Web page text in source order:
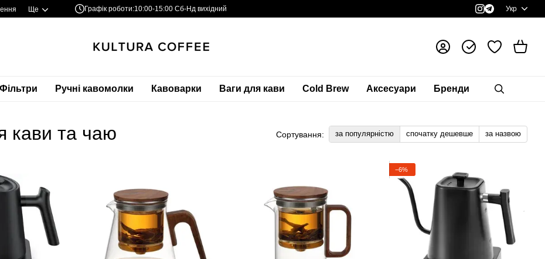
Ще Графік роботи:10:00-15:00 Сб-Нд вихідний Укр
Фільтри Ручні кавомолки Кавоварки Ваги для кави Cold Brew Аксесуари Бренди
кави та чаю Сортування: за популярністю спочатку дешевше за назвою
−6%